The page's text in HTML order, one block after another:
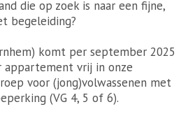
die op zoek is naar een fijne,
begeleiding?
komt per september 2025
appartement vrij in onze
voor (jong)volwassenen met
(VG 4, 5 of 6).